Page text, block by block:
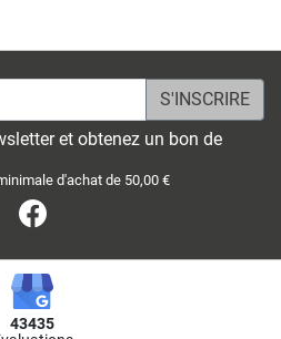
et obtenez un bon de
d'achat de 50,00 €
43435